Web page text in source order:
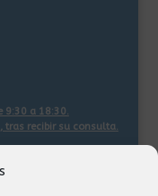
9:30 a 18:30.
tras recibir su consulta.